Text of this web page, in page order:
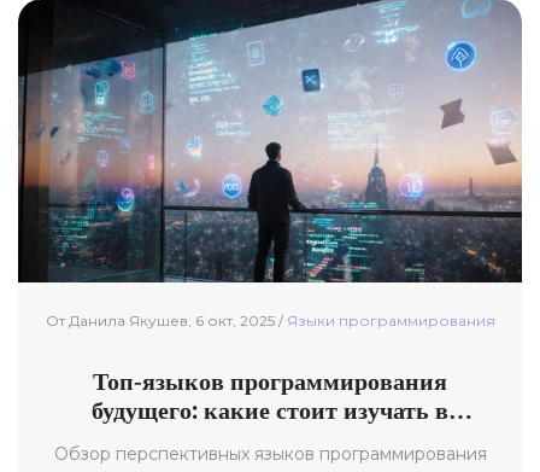
От Данила Якушев, 6 окт, 2025 / Языки программирования
Топ‑языков программирования
будущего: какие стоит изучать в
Обзор перспективных языков программирования